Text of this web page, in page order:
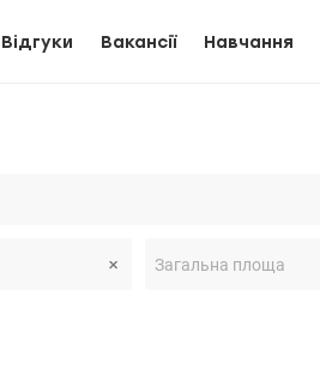
Відгуки Вакансії Навчання